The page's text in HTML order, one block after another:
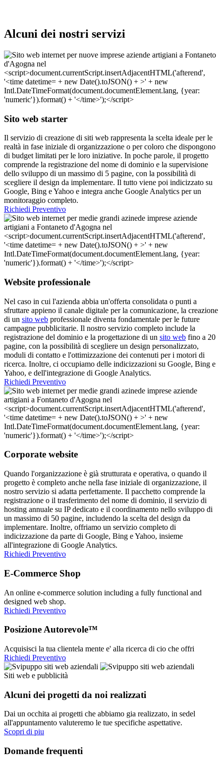
Alcuni dei nostri servizi
Sito web starter
Il servizio di creazione di siti web rappresenta la scelta ideale per le
realtà in fase iniziale di organizzazione o per coloro che dispongono
di budget limitati per le loro iniziative. In poche parole, il progetto
comprende la registrazione del nome di dominio e la supervisione
dello sviluppo di un massimo di 5 pagine, con la possibilità di
scegliere il design da implementare. Il tutto viene poi indicizzato su
Google, Bing e Yahoo e integra anche Google Analytics per un
monitoraggio completo.
Richiedi Preventivo
Website professionale
Nel caso in cui l'azienda abbia un'offerta consolidata o punti a
sfruttare appieno il canale digitale per la comunicazione, la creazione
di un sito web professionale diventa fondamentale per le future
campagne pubblicitarie. Il nostro servizio completo include la
registrazione del dominio e la progettazione di un sito web fino a 20
pagine, con la possibilità di scegliere un design personalizzato,
moduli di contatto e l'ottimizzazione dei contenuti per i motori di
ricerca. Inoltre, ci occupiamo delle indicizzazioni su Google, Bing e
Yahoo, e dell'integrazione di Google Analytics.
Richiedi Preventivo
Corporate website
Quando l'organizzazione è già strutturata e operativa, o quando il
progetto è completo anche nella fase iniziale di organizzazione, il
nostro servizio si adatta perfettamente. Il pacchetto comprende la
registrazione o il trasferimento del nome di dominio, il servizio di
hosting annuale su IP dedicato e il coordinamento nello sviluppo di
un massimo di 50 pagine, includendo la scelta del design da
implementare. Inoltre, offriamo un servizio completo di
indicizzazione da parte di Google, Bing e Yahoo, insieme
all'integrazione di Google Analytics.
Richiedi Preventivo
E-Commerce Shop
An online e-commerce solution including a fully functional and
designed web shop.
Richiedi Preventivo
Posizione Autorevole™
Acquisisci la tua clientela mente e' alla ricerca di cio che offri
Richiedi Preventivo
Siti web e pubblicità
Alcuni dei progetti da noi realizzati
Dai un occhita ai progetti che abbiamo gia realizzato, in sedel
all'appuntamento valuteremo le tue specifiche aspettative.
Scopri di piu
Domande frequenti